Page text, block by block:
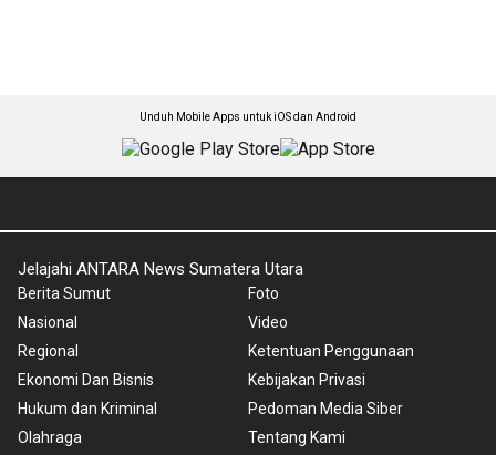
Unduh Mobile Apps untuk iOS dan Android
Jelajahi ANTARA News Sumatera Utara
Berita Sumut
Nasional
Regional
Ekonomi Dan Bisnis
Hukum dan Kriminal
Olahraga
Foto
Video
Ketentuan Penggunaan
Kebijakan Privasi
Pedoman Media Siber
Tentang Kami